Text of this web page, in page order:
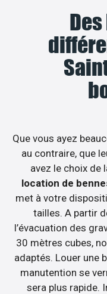
Que vous ayez
au contraire, que
avez le choix de
location de
met à votre
tailles. A partir
l’évacuation des
30 mètres cubes,
adaptés. Louer une
manutention se
sera plus rapide.